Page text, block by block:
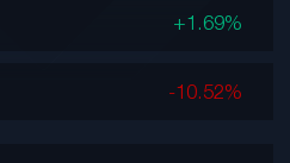
+1.69%
-10.52%